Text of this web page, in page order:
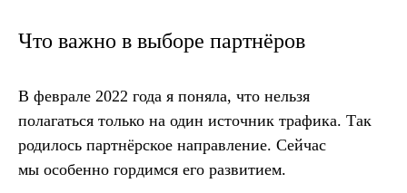
Что важно в выборе партнёров
В феврале 2022 года я поняла, что нельзя
полагаться только на один источник трафика. Так
родилось партнёрское направление. Сейчас
мы особенно гордимся его развитием.